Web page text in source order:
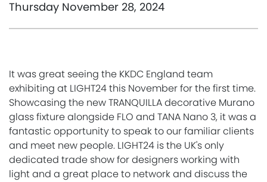
Thursday November 28, 2024
It was great seeing the KKDC England team
exhibiting at LIGHT24 this November for the first time.
Showcasing the new TRANQUILLA decorative Murano
glass fixture alongside FLO and TANA Nano 3, it was a
fantastic opportunity to speak to our familiar clients
and meet new people. LIGHT24 is the UK's only
dedicated trade show for designers working with
light and a great place to network and discuss the